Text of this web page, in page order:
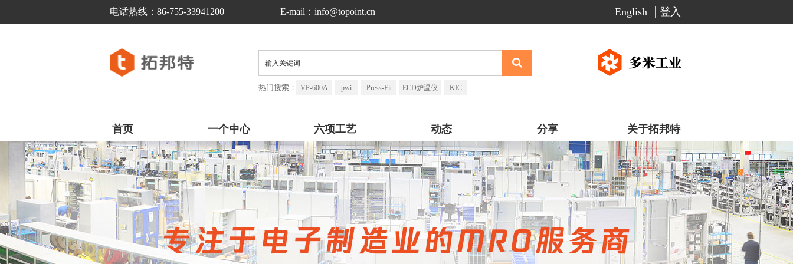
电话热线：86-755-33941200 E-mail：info@topoint.cn English 登入
首页 一个中心 六项工艺 动态 分享 关于拓邦特
热门搜索： VP-600A pwi Press-Fit ECD炉温仪 KIC